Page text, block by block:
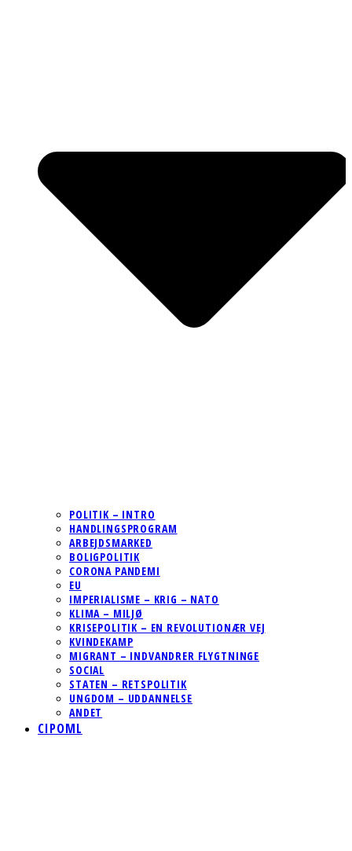
POLITIK – INTRO
HANDLINGSPROGRAM
ARBEJDSMARKED
BOLIGPOLITIK
CORONA PANDEMI
EU
IMPERIALISME – KRIG – NATO
KLIMA – MILJØ
KRISEPOLITIK – EN REVOLUTIONÆR VEJ
KVINDEKAMP
MIGRANT – INDVANDRER FLYGTNINGE
SOCIAL
STATEN – RETSPOLITIK
UNGDOM – UDDANNELSE
ANDET
CIPOML